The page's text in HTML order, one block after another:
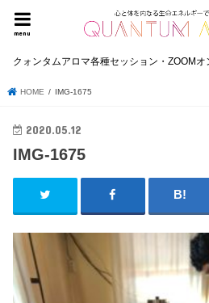
menu
クォンタムアロマ各種セッション・ZOOM
HOME IMG-1675
2020.05.12
IMG-1675